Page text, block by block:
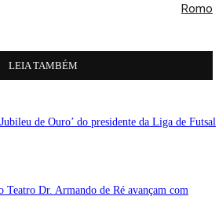
Romo
LEIA TAMBÉM
de Ouro’ do presidente da Liga de Futsal
Teatro Dr. Armando de Ré avançam com